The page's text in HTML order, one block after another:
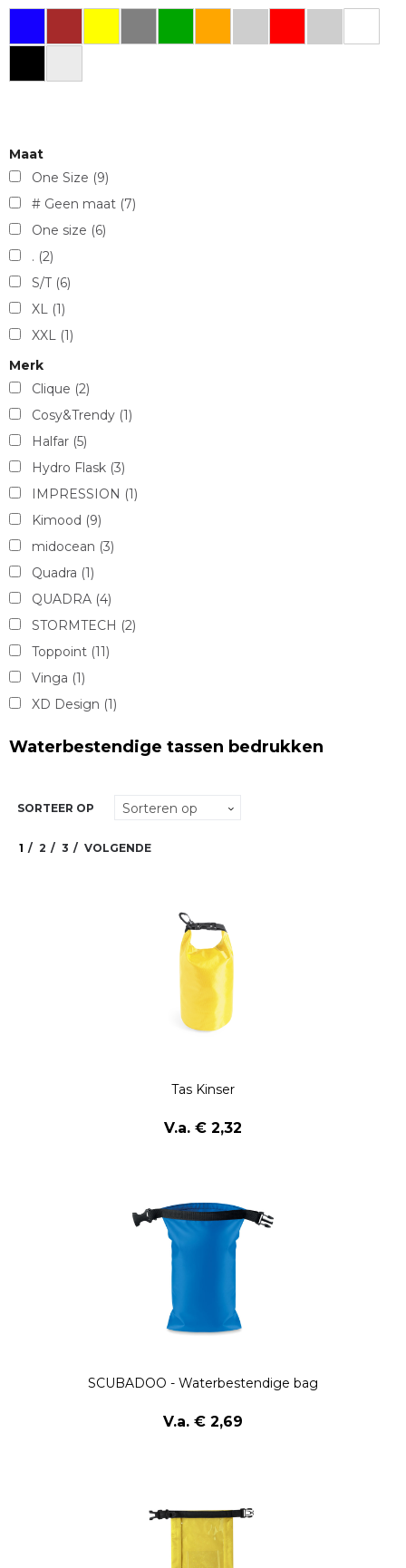
Maat
One Size (9)
# Geen maat (7)
One size (6)
. (2)
S/T (6)
XL (1)
XXL (1)
Merk
Clique (2)
Cosy&Trendy (1)
Halfar (5)
Hydro Flask (3)
IMPRESSION (1)
Kimood (9)
midocean (3)
Quadra (1)
QUADRA (4)
STORMTECH (2)
Toppoint (11)
Vinga (1)
XD Design (1)
Waterbestendige tassen bedrukken
SORTEER OP
1 2 3 VOLGENDE
Tas Kinser
V.a. € 2,32
SCUBADOO - Waterbestendige bag
V.a. € 2,69